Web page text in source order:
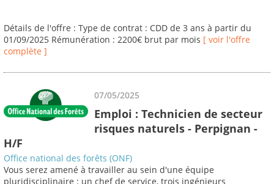
Détails de l'offre : Type de contrat : CDD de 3 ans à partir du
01/09/2025 Rémunération : 2200€ brut par mois [ voir l'offre
complète ]
07/05/2025
Emploi : Technicien de secteur
risques naturels - Perpignan -
H/F
Office national des forêts (ONF)
Vous serez amené à travailler au sein d'une équipe
pluridisciplinaire : un chef de service, trois ingénieurs